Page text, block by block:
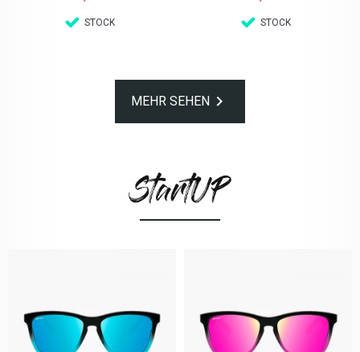
STOCK STOCK
MEHR SEHEN 